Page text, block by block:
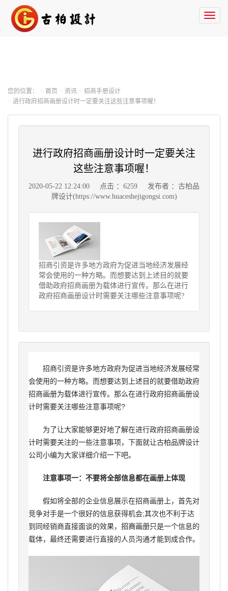
您的位置： 首页 资讯
招商手册设计
进行政府招商画册设计时一定要关注这些注意事项喔！
进行政府招商画册设计时一定要关注
这些注意事项喔！
2020-05-22 12:24:00 点击 ：6259
发布者 ：古柏品
牌设计(https://www.huaceshejigongsi.com)
招商引资是许多地方政府为促进当地经济发展经
常会使用的一种方略。而想要达到上述目的就要
借助政府招商画册为载体进行宣传。那么在进行
政府招商画册设计时需要关注哪些注意事项呢?
招商引资是许多地方政府为促进当地经济发展经常
会使用的一种方略。而想要达到上述目的就要借助政府
招商画册为载体进行宣传。那么在进行政府招商画册设
计时需要关注哪些注意事项呢?
为了让大家能够更好地了解在进行政府招商画册设
计时需要关注的一些注意事项，下面就让古柏品牌设计
公司小编为大家详细介绍一下吧。
注意事项一：不要将全部信息都在画册上体现
假如将全部的企业信息展示在招商画册上，首先对
竞争对手是一个很好的信息获得机会;其次也不利于达
到同经销商直接面谈的效果， 招商画册只是一个信息的
载体，最终还需要进行直接的人员沟通才能到成合作。